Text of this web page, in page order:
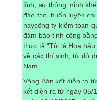
lĩnh, sự thông minh
đào tạo, huấn luyện
naycông ty kiểm toán
đảm bảo tính công
thực tế “Tôi là Hoa
về các thí sinh, từ đó
Nam.
Vòng Bán kết diễn ra
kết diễn ra từ ngày 05/